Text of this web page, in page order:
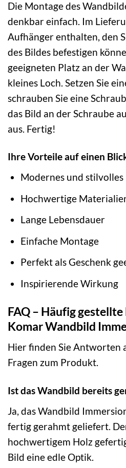
Die Montage des
denkbar einfach. Im
Aufhänger enthalten, den
des Bildes befestigen
geeigneten Platz an der
kleines Loch. Setzen Sie
schrauben Sie eine
das Bild an der Schraube
aus. Fertig!
Ihre Vorteile auf einen
Modernes und stilvolles
Hochwertige
Lange Lebensdauer
Einfache Montage
Perfekt als Geschenk
Inspirierende Wirkung
FAQ – Häufig gestellte
Komar Wandbild
Hier finden Sie Antworten
Fragen zum Produkt.
Ist das Wandbild bereits
Ja, das Wandbild
fertig gerahmt geliefert.
hochwertigem Holz
Bild eine edle Optik.